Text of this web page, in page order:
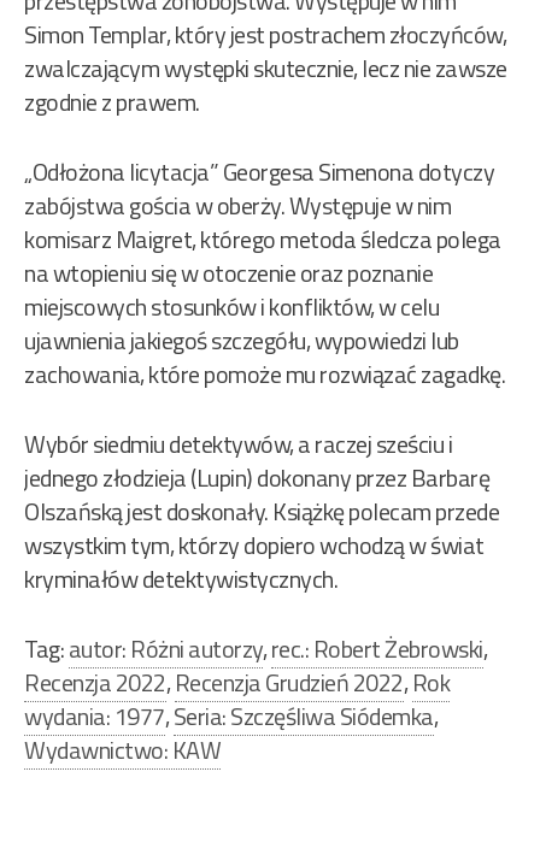
Simon Templar, który jest postrachem złoczyńców,
zwalczającym występki skutecznie, lecz nie zawsze
zgodnie z prawem.
„Odłożona licytacja” Georgesa Simenona dotyczy
zabójstwa gościa w oberży. Występuje w nim
komisarz Maigret, którego metoda śledcza polega
na wtopieniu się w otoczenie oraz poznanie
miejscowych stosunków i konfliktów, w celu
ujawnienia jakiegoś szczegółu, wypowiedzi lub
zachowania, które pomoże mu rozwiązać zagadkę.
Wybór siedmiu detektywów, a raczej sześciu i
jednego złodzieja (Lupin) dokonany przez Barbarę
Olszańską jest doskonały. Książkę polecam przede
wszystkim tym, którzy dopiero wchodzą w świat
kryminałów detektywistycznych.
Tag:autor: Różni autorzy,rec.: Robert Żebrowski,
Recenzja 2022,Recenzja Grudzień 2022,Rok
wydania: 1977,Seria: Szczęśliwa Siódemka,
Wydawnictwo: KAW